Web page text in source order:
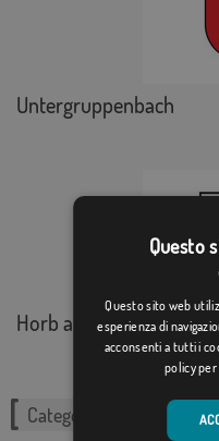
Untergruppenbach
Horb am Neckar
Categorie correlate:
Questo
Questo sito web
esperienza di
acconsenti a tutti i
policy per